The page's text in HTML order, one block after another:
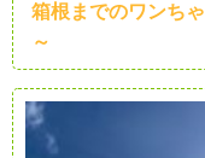
箱根までのワンち
～